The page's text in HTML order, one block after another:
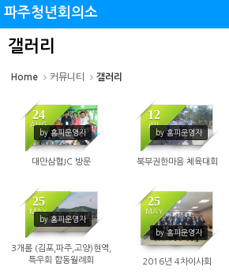
파주청년회의소
갤러리
Home 커뮤니티 갤러리
24
AUG
by 홈피운영자
4479
대만삼협JC 방문
12
JUL
by 홈피운영자
3431
북부권한마음 체육대회
25
MAY
by 홈피운영자
4686
3개롬 (김포,파주,고양)현역,
특우회 합동월례회
25
MAY
by 홈피운영자
1412
2016년 4차이사회